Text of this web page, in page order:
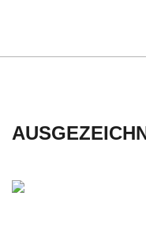
C
U
L